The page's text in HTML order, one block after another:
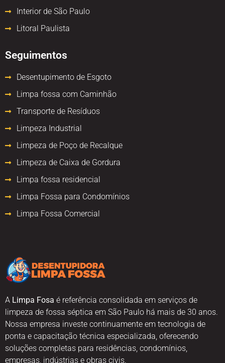
A Limpa Fosa é referência consolidada em serviços de
limpeza de fossa séptica em São Paulo há mais de 30 anos.
Nossa empresa investe continuamente em tecnologia de
ponta e capacitação técnica especializada, oferecendo
soluções completas para residências, condomínios,
empresas, indústrias e obras civis.
Interior de São Paulo
Litoral Paulista
Seguimentos
Desentupimento de Esgoto
Limpa fossa com Caminhão
Transporte de Resíduos
Limpeza Industrial
Limpeza de Poço de Recalque
Limpeza de Caixa de Gordura
Limpa fossa residencial
Limpa Fossa para Condomínios
Limpa Fossa Comercial